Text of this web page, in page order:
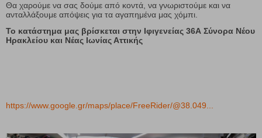
Θα χαρούμε να σας δούμε από κοντά, να γνωριστούμε και να
ανταλλάξουμε απόψεις για τα αγαπημένα μας χόμπι.
Το κατάστημα μας βρίσκεται στην Ιφιγενείας 36Α Σύνορα Νέου
Ηρακλείου και Νέας Ιωνίας Αττικής
https://www.google.gr/maps/place/FreeRider/@38.049...